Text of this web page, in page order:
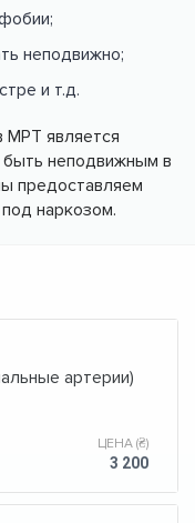
неподвижно;
и т.д.
МРТ является
быть неподвижным в
предоставляем
наркозом.
артерии)
ЦЕНА (₴)
3 200